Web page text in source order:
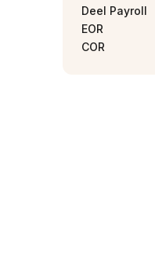
Deel Payroll
EOR
COR